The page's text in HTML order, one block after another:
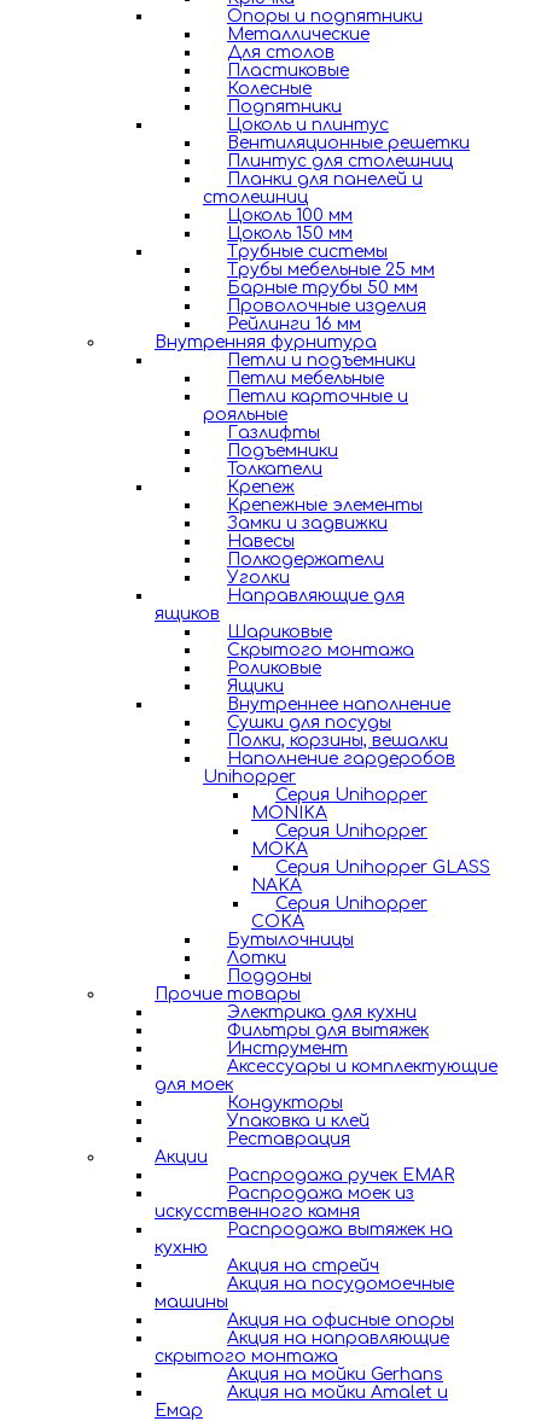
Опоры и подпятники
Металлические
Для столов
Пластиковые
Колесные
Подпятники
Цоколь и плинтус
Вентиляционные решетки
Плинтус для столешниц
Планки для панелей и
столешниц
Цоколь 100 мм
Цоколь 150 мм
Трубные системы
Трубы мебельные 25 мм
Барные трубы 50 мм
Проволочные изделия
Рейлинги 16 мм
Внутренняя фурнитура
Петли и подъемники
Петли мебельные
Петли карточные и
рояльные
Газлифты
Подъемники
Толкатели
Крепеж
Крепежные элементы
Замки и задвижки
Навесы
Полкодержатели
Уголки
Направляющие для
ящиков
Шариковые
Скрытого монтажа
Роликовые
Ящики
Внутреннее наполнение
Сушки для посуды
Полки, корзины, вешалки
Наполнение гардеробов
Unihopper
Серия Unihopper
MONIKA
Серия Unihopper
MOKA
Серия Unihopper GLASS
NAKA
Серия Unihopper
COKA
Бутылочницы
Лотки
Поддоны
Прочие товары
Электрика для кухни
Фильтры для вытяжек
Инструмент
Аксессуары и комплектующие
для моек
Кондукторы
Упаковка и клей
Реставрация
Акции
Распродажа ручек EMAR
Распродажа моек из
искусственного камня
Распродажа вытяжек на
кухню
Акция на стрейч
Акция на посудомоечные
машины
Акция на офисные опоры
Акция на направляющие
скрытого монтажа
Акция на мойки Gerhans
Акция на мойки Amalet и
Емар